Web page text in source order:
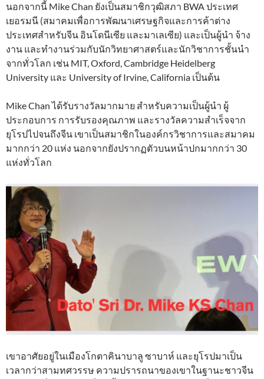
นอกจากนี้ Mike Chan ยังเป็นสมาชิกวุฒิสภา BWA ประเทศ
เยอรมนี (สมาคมเพื่อการพัฒนาเศรษฐกิจและการค้าต่าง
ประเทศสำหรับจีน อินโดนีเซีย และมาเลเซีย) และเป็นผู้นำ จ้าง
งาน และทำงานร่วมกับนักวิทยาศาสตร์และนักวิชาการชั้นนำ
จากทั่วโลก เช่น MIT, Oxford, Cambridge Heidelberg
University และ University of Irvine, California เป็นต้น
Mike Chan ได้รับรางวัลมากมาย สำหรับความเป็นผู้นำ ผู้
ประกอบการ การรับรองคุณภาพ และรางวัลความสำเร็จจาก
ยุโรปไปจนถึงจีน เขาเป็นสมาชิกในองค์กรวิชาการและสมาคม
มากกว่า 20 แห่ง นอกจากยังปรากฏตัวบนหน้าปกมากกว่า 30
แห่งทั่วโลก
เขาอาศัยอยู่ในเมืองโกตาคินาบาลู ซาบาห์ และยุโรปมาเป็น
เวลากว่าสามทศวรรษ ความปรารถนาของเขาในฐานะชาวจีน